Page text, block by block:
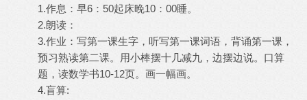
1.作息：早6：50起床晚10：00睡。
2.朗读：
3.作业：写第一课生字，听写第一课词语，背诵第一课，
预习熟读第二课。用小棒摆十几减九，边摆边说。口算
题，读数学书10-12页。画一幅画。
4.盲算: